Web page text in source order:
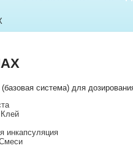
система) для
инкапсуляция